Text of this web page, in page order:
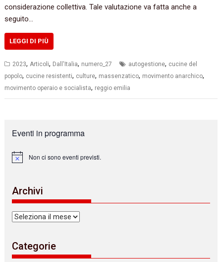
considerazione collettiva. Tale valutazione va fatta anche a
seguito…
LEGGI DI PIÙ
2023, Articoli, Dall'Italia, numero_27 autogestione, cucine del
popolo, cucine resistenti, culture, massenzatico, movimento anarchico,
movimento operaio e socialista, reggio emilia
Eventi in programma
N
c
e
Non ci sono eventi previsti.
Archivi
Archivi
Categorie